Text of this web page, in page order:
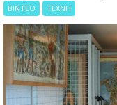
ΒΙΝΤΕΟ ΤΕΧΝΗ